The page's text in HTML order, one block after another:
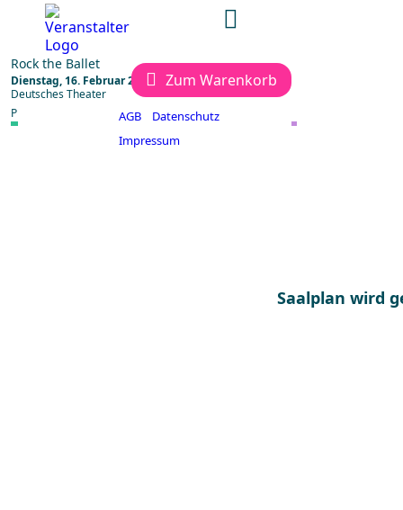
Rock the Ballet
Dienstag, 16. Februar 2027, 19:30 Uhr
Deutsches Theater
Preise €:
Alle Preise inkl. Vorverkaufsgebühr
Saalplan wird
Zum Warenkorb
AGB
Datenschutz
Impressum